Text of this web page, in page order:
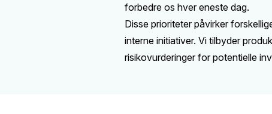
forbedre os hver eneste dag.
Disse prioriteter påvirker
interne initiativer. Vi tilbyder
risikovurderinger for potentielle